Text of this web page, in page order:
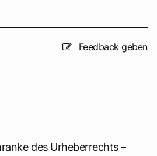
Feedback geben
des Urheberrechts –